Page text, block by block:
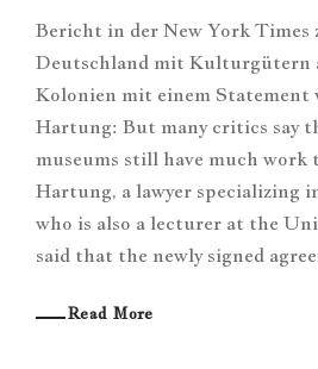
Bericht in der New York Times
Deutschland mit Kulturgütern
Kolonien mit einem Statement
Hartung: But many critics say
museums still have much work
Hartung, a lawyer specializing
who is also a lecturer at the
said that the newly signed
Read More